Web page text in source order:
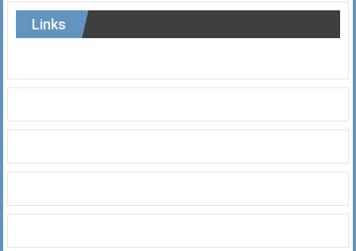
Links